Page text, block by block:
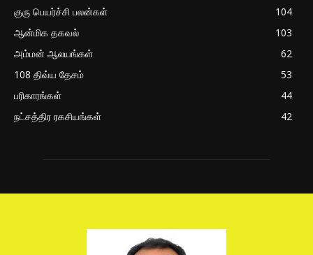
குரு பெயர்ச்சி பலன்கள்
104
ஆன்மிக தகவல்
103
அம்மன் ஆலயங்கள்
62
108 திவ்ய தேசம்
53
பரிகாரங்கள்
44
நட்சத்திர ரகசியங்கள்
42